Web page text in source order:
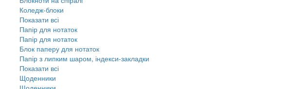
Коледж-блоки
Показати всі
Папір для нотаток
Папір для нотаток
Блок паперу для нотаток
Папір з липким шаром, індекси-закладки
Показати всі
Щоденники